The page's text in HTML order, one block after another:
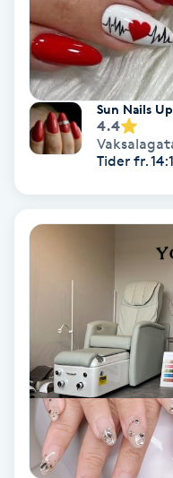
Färgning
Föning
Gel naglar
Gelenaglar
Gellack med
Gravidmassage
Gravidyoga
Gruppträning
Sun Nails
4.4
Tider fr.